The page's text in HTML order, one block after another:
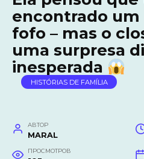
encontrado um
fofo – mas o
uma surpresa
inesperada
HISTÓRIAS DE FAMÍLIA
АВТОР
MARAL
ПРОСМОТРОВ